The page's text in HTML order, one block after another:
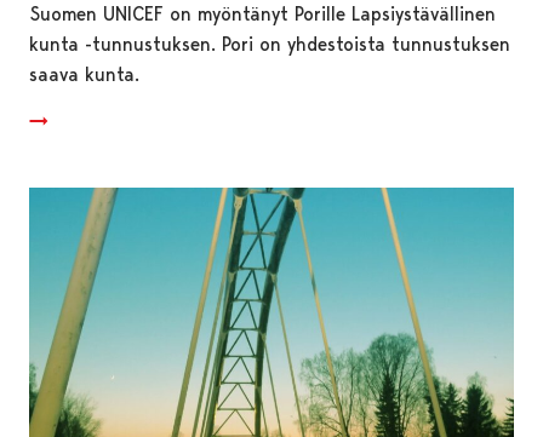
Suomen UNICEF on myöntänyt Porille Lapsiystävällinen
kunta -tunnustuksen. Pori on yhdestoista tunnustuksen
saava kunta.